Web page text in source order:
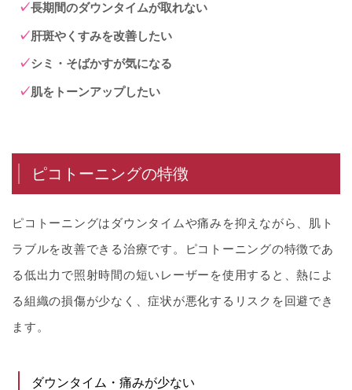
長期間のダウンタイムが取れない
肝斑やくすみを改善したい
シミ・そばかすが気になる
肌をトーンアップしたい
ピコトーニングの特徴
ピコトーニングはダウンタイムや痛みを抑えながら、肌ト
ラブルを改善できる治療です。ピコトーニングの特徴であ
る低出力で照射時間の短いレーザーを使用すると、熱によ
る組織の損傷が少なく、症状が悪化するリスクを回避でき
ます。
ダウンタイム・痛みが少ない